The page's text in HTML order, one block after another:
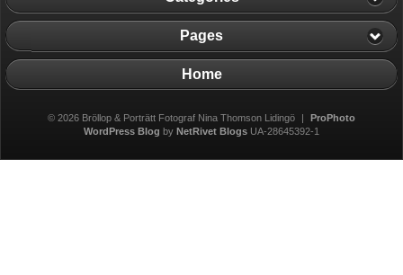
Pages
Home
© 2026 Bröllop & Porträtt Fotograf Nina Thomson Lidingö
ProPhoto
WordPress Blog by NetRivet Blogs UA-28645392-1